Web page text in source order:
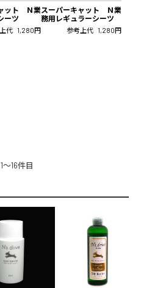
ット Ｎ業
ーツ
代 1,280円
スーパーキャット Ｎ業
務用レギュラーシーツ
参考上代 1,280円
〜16件目